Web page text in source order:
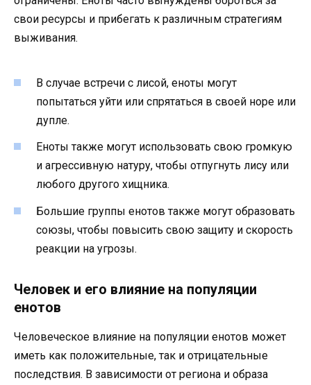
свои ресурсы и прибегать к различным стратегиям
выживания.
В случае встречи с лисой, еноты могут
попытаться уйти или спрятаться в своей норе или
дупле.
Еноты также могут использовать свою громкую
и агрессивную натуру, чтобы отпугнуть лису или
любого другого хищника.
Большие группы енотов также могут образовать
союзы, чтобы повысить свою защиту и скорость
реакции на угрозы.
Человек и его влияние на популяции
енотов
Человеческое влияние на популяции енотов может
иметь как положительные, так и отрицательные
последствия. В зависимости от региона и образа